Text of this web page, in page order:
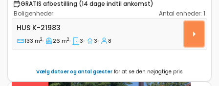
GRATIS afbestilling (14 dage indtil ankomst)
Boligenheder:
Antal enheder: 1
Treværelses hus Novi Marof, Zagorje K-21983
HUS K-21983
133 m2 26 m2 3 3 8
Vælg datoer og antal gæster for at se den nøjagtige pris